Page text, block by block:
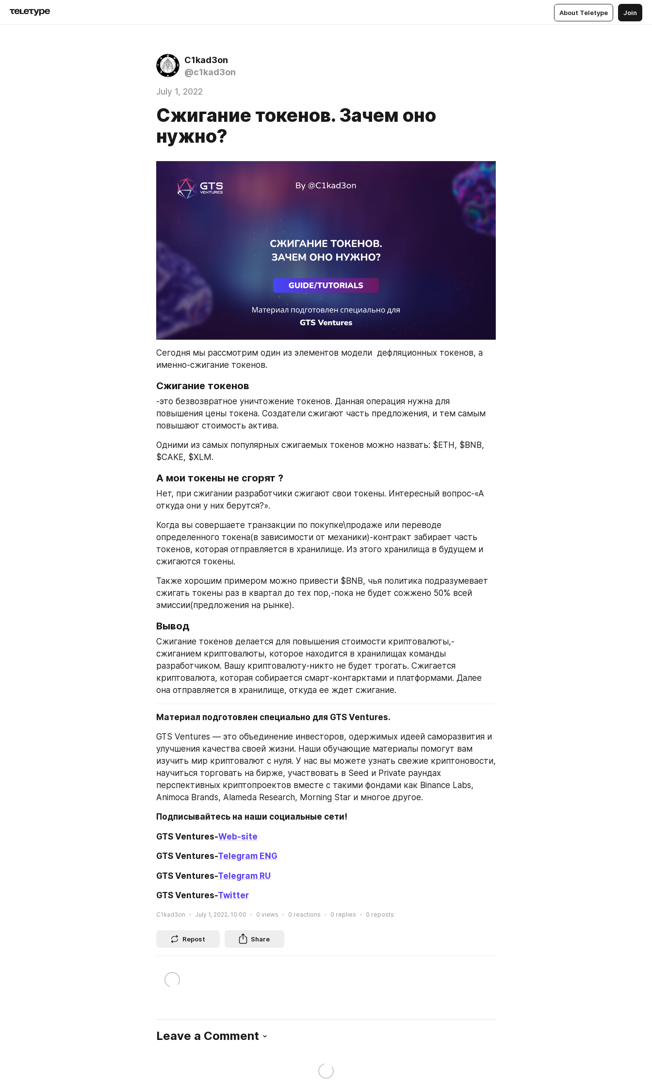
About Teletype Join
C1kad3on
@c1kad3on
July 1, 2022
Сжигание токенов. Зачем оно
нужно?
Сегодня мы рассмотрим один из элементов модели  дефляционных токенов, а
именно-сжигание токенов.
Сжигание токенов
-это безвозвратное уничтожение токенов. Данная операция нужна для
повышения цены токена. Создатели сжигают часть предложения, и тем самым
повышают стоимость актива.
Одними из самых популярных сжигаемых токенов можно назвать: $ETH, $BNB,
$CAKE, $XLM.
А мои токены не сгорят ?
Нет, при сжигании разработчики сжигают свои токены. Интересный вопрос-«А
откуда они у них берутся?».
Когда вы совершаете транзакции по покупке\продаже или переводе
определенного токена(в зависимости от механики)-контракт забирает часть
токенов, которая отправляется в хранилище. Из этого хранилища в будущем и
сжигаются токены.
Также хорошим примером можно привести $BNB, чья политика подразумевает
сжигать токены раз в квартал до тех пор,-пока не будет сожжено 50% всей
эмиссии(предложения на рынке).
Вывод
Сжигание токенов делается для повышения стоимости криптовалюты,-
сжиганием криптовалюты, которое находится в хранилищах команды
разработчиком. Вашу криптовалюту-никто не будет трогать. Сжигается
криптовалюта, которая собирается смарт-контарктами и платформами. Далее
она отправляется в хранилище, откуда ее ждет сжигание.
Материал подготовлен специально для GTS Ventures.
GTS Ventures — это объединение инвесторов, одержимых идеей саморазвития и
улучшения качества своей жизни. Наши обучающие материалы помогут вам
изучить мир криптовалют с нуля. У нас вы можете узнать свежие криптоновости,
научиться торговать на бирже, участвовать в Seed и Private раундах
перспективных криптопроектов вместе с такими фондами как Binance Labs,
Animoca Brands, Alameda Research, Morning Star и многое другое.
Подписывайтесь на наши социальные сети!
GTS Ventures-Web-site
GTS Ventures-Telegram ENG
GTS Ventures-Telegram RU
GTS Ventures-Twitter
C1kad3on July 1, 2022, 10:00 0 views 0 reactions 0 replies 0 reposts
Repost Share
Leave a Comment